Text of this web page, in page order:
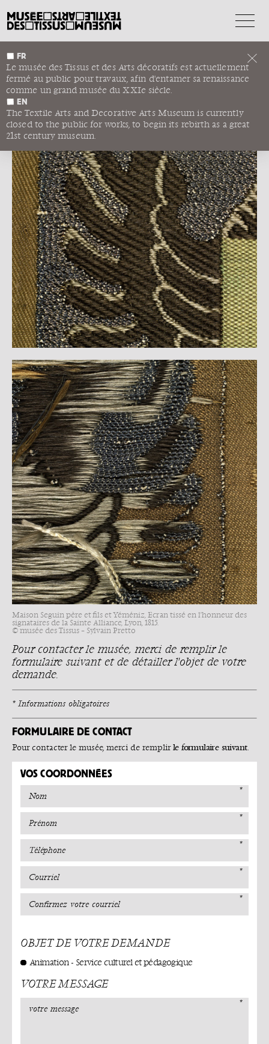
FR
Le musée des Tissus et des Arts décoratifs est actuellement
fermé au public pour travaux, afin d'entamer sa renaissance
comme un grand musée du XXIe siècle.
EN
The Textile Arts and Decorative Arts Museum is currently
closed to the public for works, to begin its rebirth as a great
21st century museum.
DEMANDE
D'INFORMATIONS
Maison Seguin père et fils et Yéméniz, Écran tissé en l'honneur des
signataires de la Sainte Alliance, Lyon, 1815.
© musée des Tissus – Sylvain Pretto
Pour contacter le musée, merci de remplir le
formulaire suivant et de détailler l'objet de votre
demande.
* Informations obligatoires
FORMULAIRE DE CONTACT
Pour contacter le musée, merci de remplirle formulaire suivant.
VOS COORDONNÉES
OBJET DE VOTRE DEMANDE
Animation - Service culturel et pédagogique
VOTRE MESSAGE